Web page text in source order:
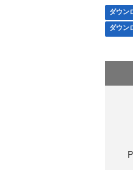
ダウン
ダウン